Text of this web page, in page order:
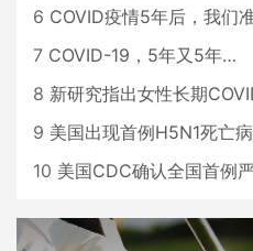
6 COVID疫情5年后，我们准
7 COVID-19，5年又5年…
8 新研究指出女性长期COVID
9 美国出现首例H5N1死亡
10 美国CDC确认全国首例严重